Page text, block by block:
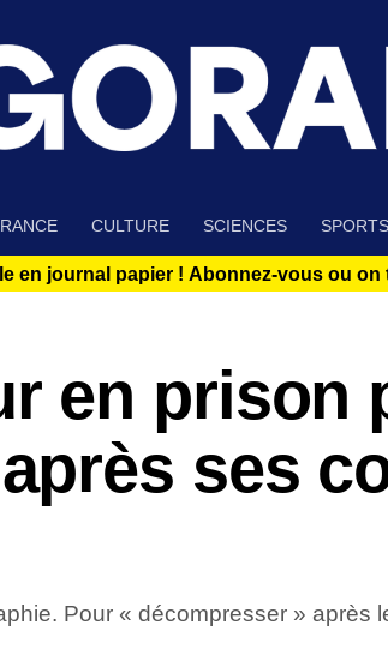
CULTURE SCIENCES SPORTS
en journal papier ! Abonnez-vous ou on
en prison
ses
Pour « décompresser »